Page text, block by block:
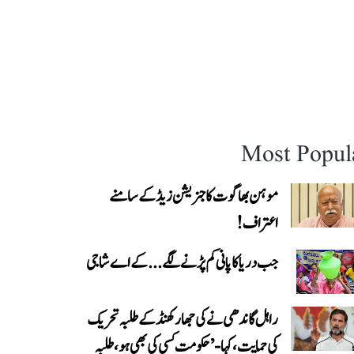
Most
موہن بھاگوت کا جنریشن زیڈ کے سامنے
اعتراف!
جب دریا کا پانی کم پڑنے لگے...کے اے شاجی
راہل گاندھی نے کی جھارکھنڈ کے طلبہ تحریک
کی حمایت، کہا- ’حکومت کسی کی بھی ہو، طلبہ